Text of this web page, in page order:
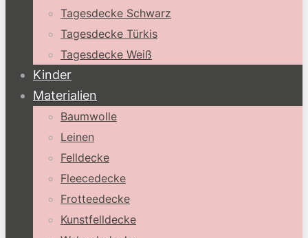
Tagesdecke Schwarz
Tagesdecke Türkis
Tagesdecke Weiß
Kinder
Materialien
Baumwolle
Leinen
Felldecke
Fleecedecke
Frotteedecke
Kunstfelldecke